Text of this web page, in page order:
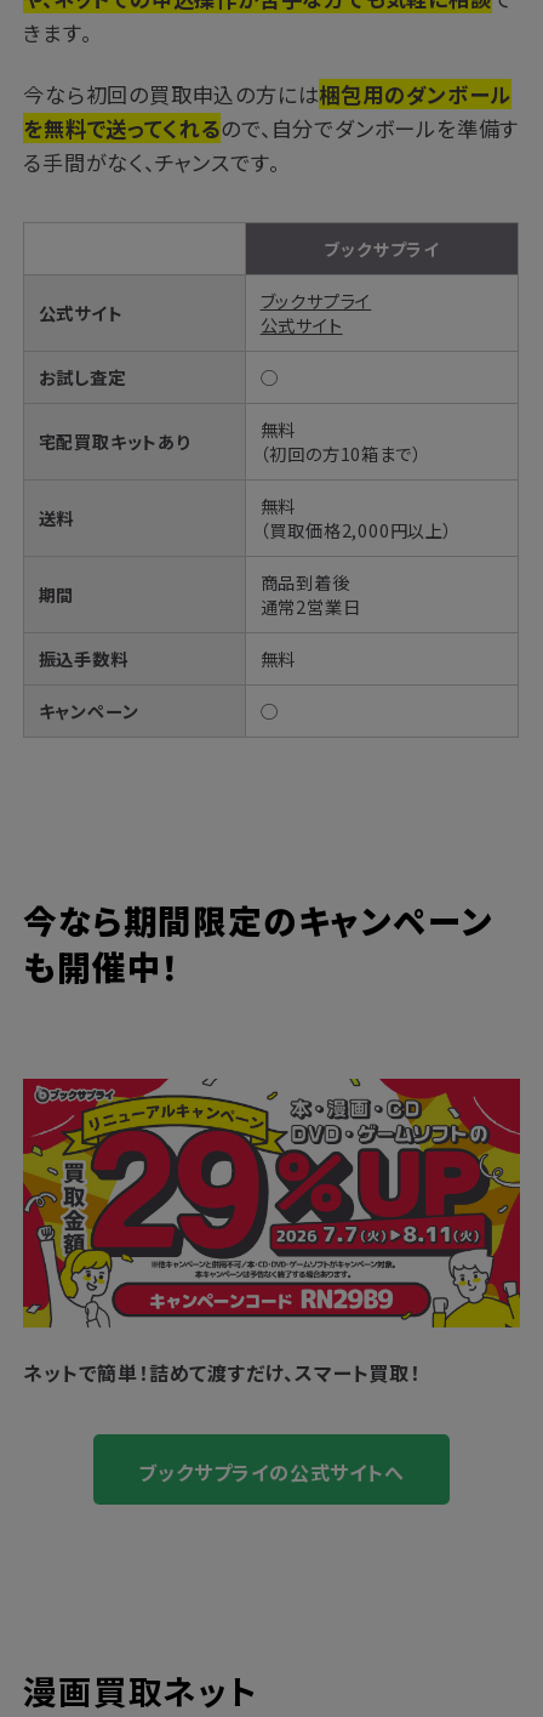
きます。
今なら初回の買取申込の方には梱包用のダンボール
を無料で送ってくれるので、自分でダンボールを準備す
る手間がなく、チャンスです。
ブックサプライ
公式サイト
ブックサプライ
公式サイト
お試し査定 ◯
宅配買取キットあり
無料
（初回の方10箱まで）
送料
無料
（買取価格2,000円以上）
期間
商品到着後
通常2営業日
振込手数料 無料
キャンペーン ◯
今なら期間限定のキャンペーン
も開催中！
ネットで簡単！詰めて渡すだけ、スマート買取！
ブックサプライの公式サイトへ
漫画買取ネット